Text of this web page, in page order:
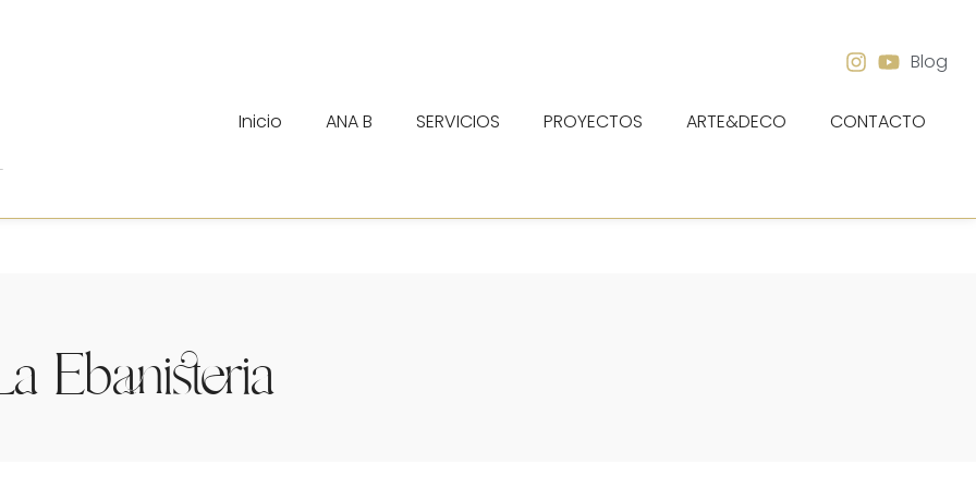
Blog
Inicio ANA B SERVICIOS PROYECTOS ARTE&DECO CONTACTO
Ebanisteria